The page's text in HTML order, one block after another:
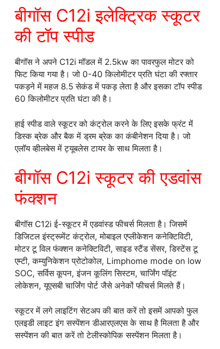
बीगॉस C12i इलेक्ट्रिक स्कूटर
की टॉप स्पीड
बीगॉस ने अपने C12i मॉडल में 2.5kw का पावरफुल मोटर को
फिट किया गया है। जो 0-40 किलोमीटर प्रति घंटा की रफ्तार
पकड़ने में महज 8.5 सेकंड में पकड़ लेता है और इसका टॉप स्पीड
60 किलोमीटर प्रति घंटा की है।
हाई स्पीड वाले स्कूटर को कंट्रोल करने के लिए इसके फ्रंट में
डिस्क ब्रेक और बैक में ड्रम ब्रेक का कंबीनेशन दिया है। जो
एलॉय व्हीलबेस में ट्यूबलेस टायर के साथ मिलता है।
बीगॉस C12i स्कूटर की एडवांस
फंक्शन
बीगॉस C12i ई-स्कूटर में एडवांस्ड फीचर्स मिलता है। जिसमें
डिजिटल इंस्ट्रूमेंट कंट्रोल, मोबाइल एप्लीकेशन कनेक्टिविटी,
मोटर टू विल फंक्शन कनेक्टिविटी, साइड स्टैंड सेंसर, डिस्टेंस टू
एम्टी, कम्युनिकेशन प्रोटोकोल, Limphome mode on low
SOC, सर्विस कूपन, इंजन कूलिंग सिस्टम, चार्जिंग पॉइंट
लोकेशन, यूएसबी चार्जिंग पोर्ट जैसे अनेकों फीचर्स मिलते हैं।
स्कूटर में लगे लाइटिंग सेटअप की बात करें तो इसमें आपको फुल
एलइडी लाइट इंग सस्पेंशन डीआरएलएस के साथ है मिलता है और
सस्पेंशन की बात करें तो टेलीस्कोपिक सस्पेंशन मिलता है।